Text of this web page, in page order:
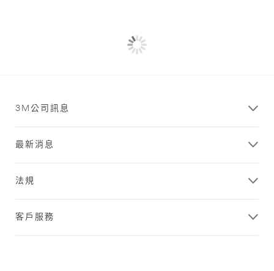
3M公司訊息
最新消息
法規
客戶服務